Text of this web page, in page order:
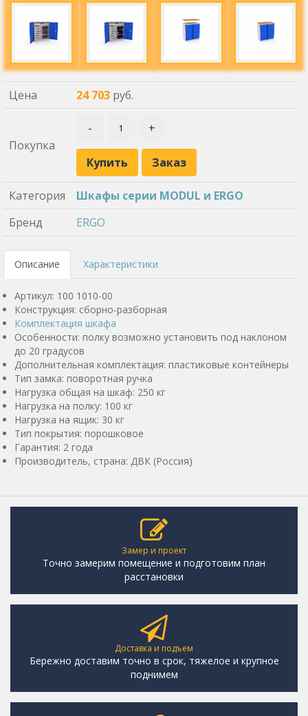
Цена 24 703 руб.
Покупка
- +
Купить Заказ
Категория
Шкафы серии MODUL и ERGO
Бренд
ERGO
Описание Характеристики
Артикул: 100 1010-00
Конструкция: сборно-разборная
Комплектация шкафа
Особенности: полку возможно установить под наклоном
до 20 градусов
Дополнительная комплектация: пластиковые контейнеры
Тип замка: поворотная ручка
Нагрузка общая на шкаф: 250 кг
Нагрузка на полку: 100 кг
Нагрузка на ящик: 30 кг
Тип покрытия: порошковое
Гарантия: 2 года
Производитель, страна: ДВК (Россия)
Замер и проект
Точно замерим помещение и подготовим план
расстановки
Доставка и подъем
Бережно доставим точно в срок, тяжелое и крупное
поднимем